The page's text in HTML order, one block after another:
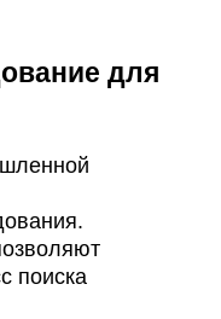
для
поиска